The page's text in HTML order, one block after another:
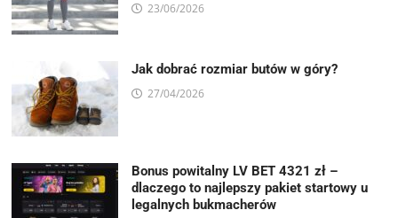
23/06/2026
Jak dobrać rozmiar butów w góry?
27/04/2026
Bonus powitalny LV BET 4321 zł –
dlaczego to najlepszy pakiet startowy u
legalnych bukmacherów